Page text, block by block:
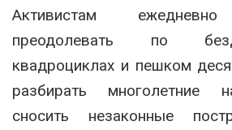
Активистам ежедневно
преодолевать по
квадроциклах и пешком
разбирать многолетние
сносить незаконные